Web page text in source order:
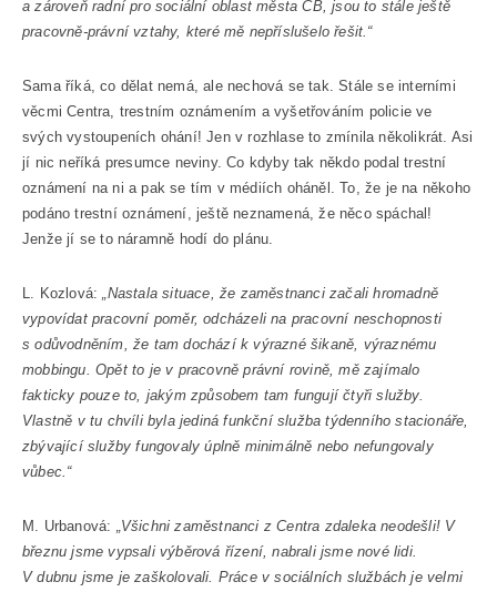
a zároveň radní pro sociální oblast města ČB, jsou to stále ještě
pracovně-právní vztahy, které mě nepříslušelo řešit.“
Sama říká, co dělat nemá, ale nechová se tak. Stále se interními
věcmi Centra, trestním oznámením a vyšetřováním policie ve
svých vystoupeních ohání! Jen v rozhlase to zmínila několikrát. Asi
jí nic neříká presumce neviny. Co kdyby tak někdo podal trestní
oznámení na ni a pak se tím v médiích oháněl. To, že je na někoho
podáno trestní oznámení, ještě neznamená, že něco spáchal!
Jenže jí se to náramně hodí do plánu.
L. Kozlová:
„Nastala situace, že zaměstnanci začali hromadně
vypovídat pracovní poměr, odcházeli na pracovní neschopnosti
s odůvodněním, že tam dochází k výrazné šikaně, výraznému
mobbingu. Opět to je v pracovně právní rovině, mě zajímalo
fakticky pouze to, jakým způsobem tam fungují čtyři služby.
Vlastně v tu chvíli byla jediná funkční služba týdenního stacionáře,
zbývající služby fungovaly úplně minimálně nebo nefungovaly
vůbec.“
M. Urbanová:
„Všichni zaměstnanci z Centra zdaleka neodešli! V
březnu jsme vypsali výběrová řízení, nabrali jsme nové lidi.
V dubnu jsme je zaškolovali. Práce v sociálních službách je velmi